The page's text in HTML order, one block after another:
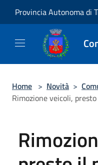
Provincia Autonoma di
Home > Novità >
Rimozione veicoli,